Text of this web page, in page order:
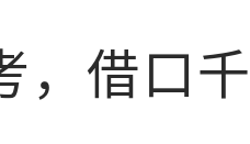
，借口